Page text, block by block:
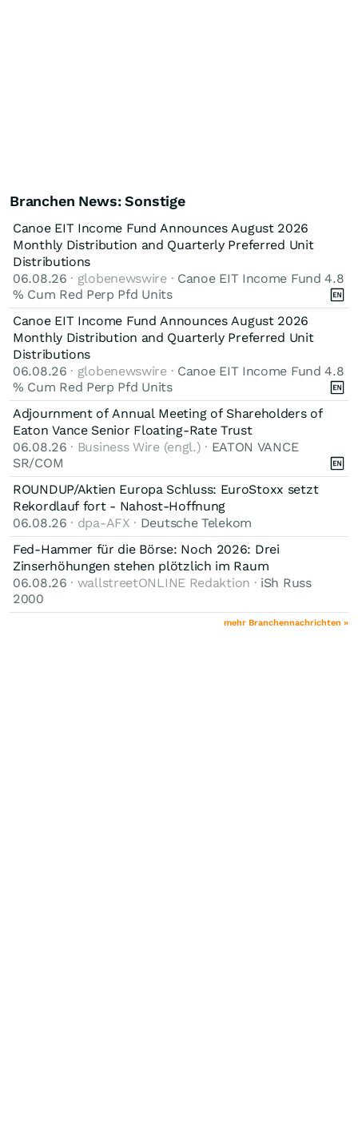
Branchen News: Sonstige
Canoe EIT Income Fund Announces August 2026
Monthly Distribution and Quarterly Preferred Unit
Distributions
06.08.26 · globenewswire · Canoe EIT Income Fund 4.8
% Cum Red Perp Pfd Units
Canoe EIT Income Fund Announces August 2026
Monthly Distribution and Quarterly Preferred Unit
Distributions
06.08.26 · globenewswire · Canoe EIT Income Fund 4.8
% Cum Red Perp Pfd Units
Adjournment of Annual Meeting of Shareholders of
Eaton Vance Senior Floating-Rate Trust
06.08.26 · Business Wire (engl.) · EATON VANCE
SR/COM
ROUNDUP/Aktien Europa Schluss: EuroStoxx setzt
Rekordlauf fort - Nahost-Hoffnung
06.08.26 · dpa-AFX · Deutsche Telekom
Fed-Hammer für die Börse: Noch 2026: Drei
Zinserhöhungen stehen plötzlich im Raum
06.08.26 · wallstreetONLINE Redaktion · iSh Russ
2000
mehr Branchennachrichten »